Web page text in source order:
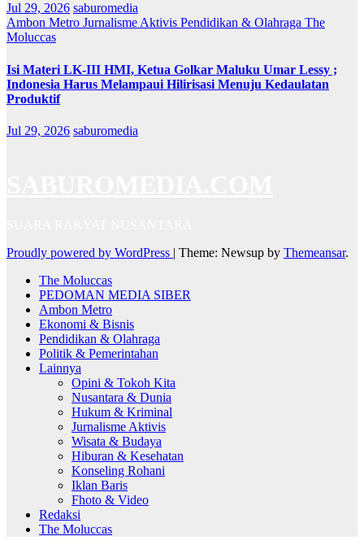
Jul 29, 2026 saburomedia
Ambon Metro Jurnalisme Aktivis Pendidikan & Olahraga The
Moluccas
Isi Materi LK-III HMI, Ketua Golkar Maluku Umar Lessy ;
Indonesia Harus Melampaui Hilirisasi Menuju Kedaulatan
Produktif
Jul 29, 2026 saburomedia
Proudly powered by WordPress | Theme: Newsup by Themeansar.
The Moluccas
PEDOMAN MEDIA SIBER
Ambon Metro
Ekonomi & Bisnis
Pendidikan & Olahraga
Politik & Pemerintahan
Lainnya
Opini & Tokoh Kita
Nusantara & Dunia
Hukum & Kriminal
Jurnalisme Aktivis
Wisata & Budaya
Hiburan & Kesehatan
Konseling Rohani
Iklan Baris
Fhoto & Video
Redaksi
The Moluccas